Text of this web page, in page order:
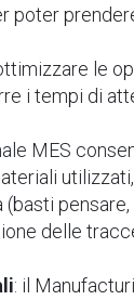
poter
le
i tempi di
MES
delle
: il